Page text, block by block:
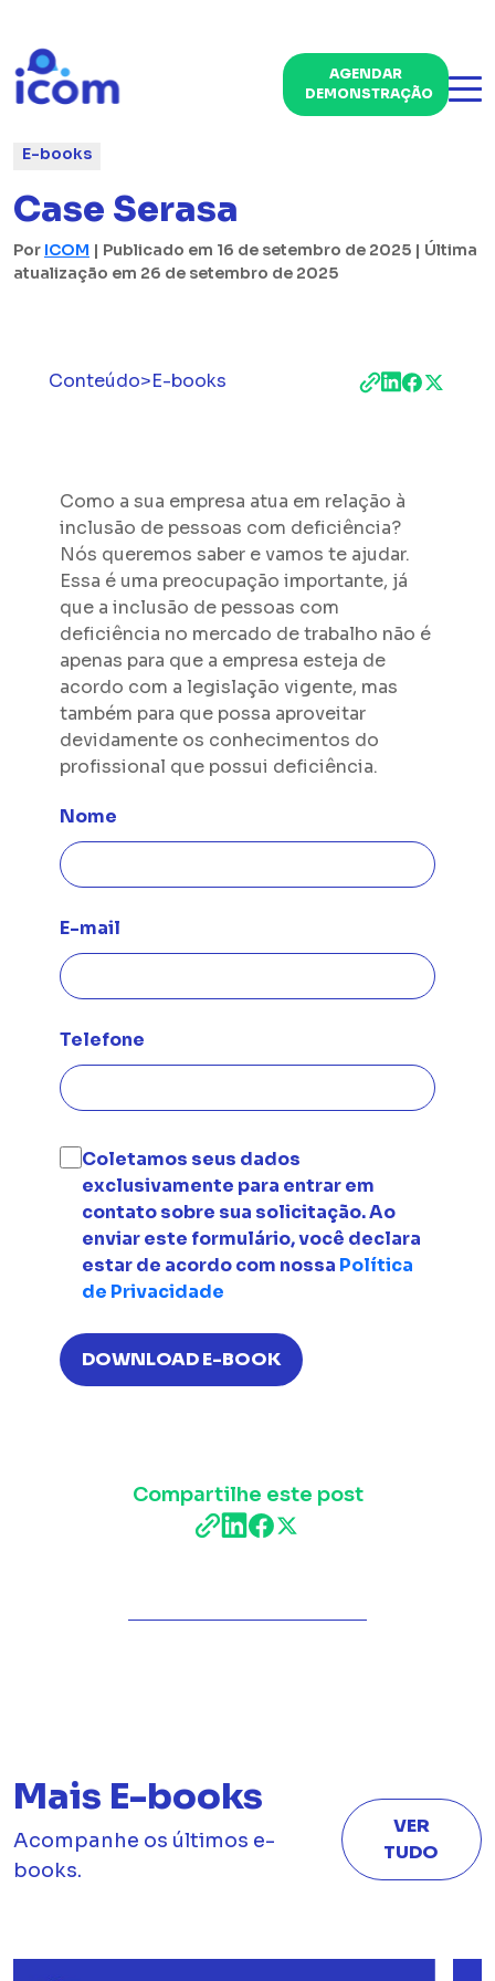
AGENDAR
DEMONSTRAÇÃO
E-books
Case Serasa
Por ICOM | Publicado em 16 de setembro de 2025 | Última
atualização em 26 de setembro de 2025
Conteúdo>E-books
Como a sua empresa atua em relação à
inclusão de pessoas com deficiência?
Nós queremos saber e vamos te ajudar.
Essa é uma preocupação importante, já
que a inclusão de pessoas com
deficiência no mercado de trabalho não é
apenas para que a empresa esteja de
acordo com a legislação vigente, mas
também para que possa aproveitar
devidamente os conhecimentos do
profissional que possui deficiência.
Nome
E-mail
Telefone
Coletamos seus dados
exclusivamente para entrar em
contato sobre sua solicitação. Ao
enviar este formulário, você declara
estar de acordo com nossa Política
de Privacidade
Compartilhe este post
Mais E-books
Acompanhe os últimos e-
books.
VER
TUDO